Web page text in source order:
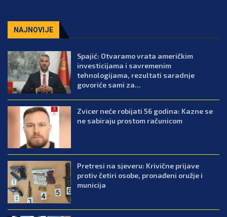
NAJNOVIJE
Spajić: Otvaramo vrata američkim
investicijama i savremenim
tehnologijama, rezultati saradnje
govoriće sami za...
Zvicer neće robijati 56 godina: Kazne se
ne sabiraju prostom računicom
Pretresi na sjeveru: Krivične prijave
protiv četiri osobe, pronađeni oružje i
municija